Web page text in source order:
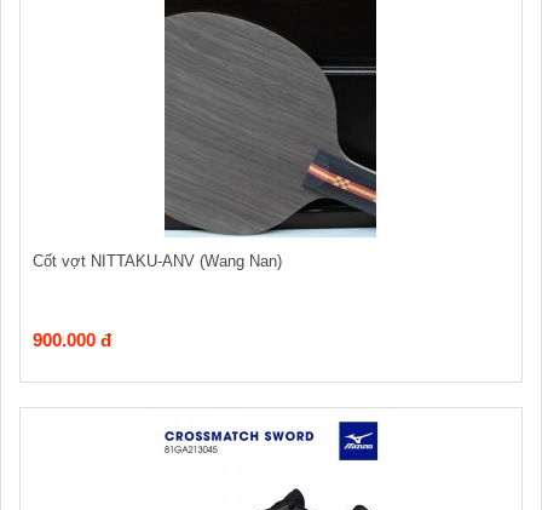
Cốt vợt NITTAKU-ANV (Wang Nan)
900.000 đ